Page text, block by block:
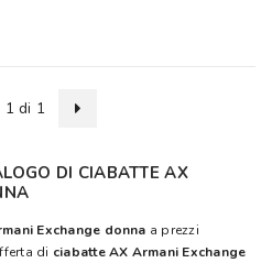
1 di 1
DI CIABATTE AX
Exchange donna a prezzi
di ciabatte AX Armani Exchange